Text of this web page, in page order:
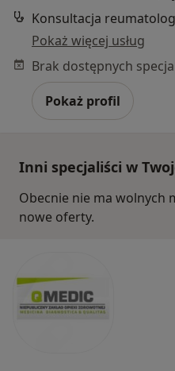
Konsultacja
Pokaż więcej usług
Pokaż profil
Inni specjaliści w
Obecnie nie ma wolnych
nowe oferty.